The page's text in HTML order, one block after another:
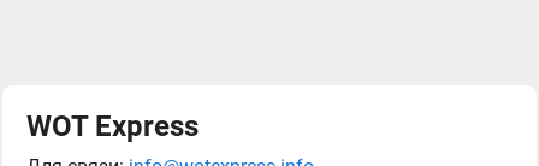
WOT Express